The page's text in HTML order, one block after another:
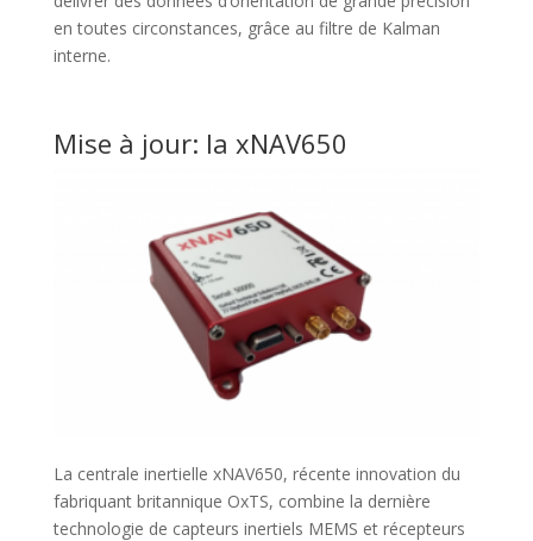
en toutes circonstances, grâce au filtre de Kalman
interne.
Mise à jour: la xNAV650
La centrale inertielle xNAV650, récente innovation du
fabriquant britannique OxTS, combine la dernière
technologie de capteurs inertiels MEMS et récepteurs